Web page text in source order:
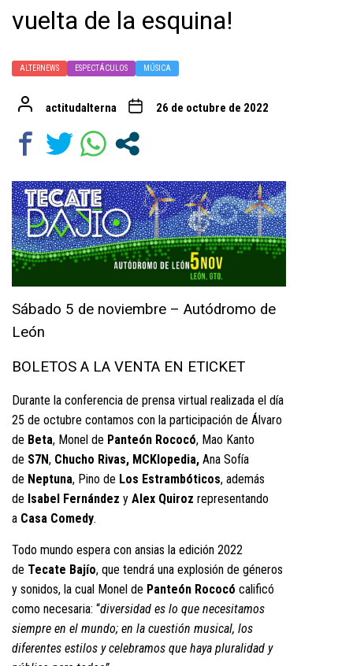
vuelta de la esquina!
ALTERNEWS ESPECTÁCULOS MÚSICA
actitudalterna 26 de octubre de 2022
Sábado 5 de noviembre – Autódromo de
León
BOLETOS A LA VENTA EN ETICKET
Durante la conferencia de prensa virtual realizada el día
25 de octubre contamos con la participación de Álvaro
de Beta, Monel de Panteón Rococó, Mao Kanto
de S7N, Chucho Rivas, MCKlopedia, Ana Sofía
de Neptuna, Pino de Los Estrambóticos, además
de Isabel Fernández y Alex Quiroz representando
a Casa Comedy.
Todo mundo espera con ansias la edición 2022
de Tecate Bajío, que tendrá una explosión de géneros
y sonidos, la cual Monel de Panteón Rococó calificó
como necesaria: “diversidad es lo que necesitamos
siempre en el mundo; en la cuestión musical, los
diferentes estilos y celebramos que haya pluralidad y